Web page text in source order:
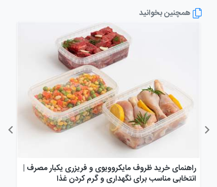
همچنین بخوانید
راهنمای خرید ظروف مایکروویوی و فریزری یکبار مصرف |
انتخابی مناسب برای نگهداری و گرم کردن غذا